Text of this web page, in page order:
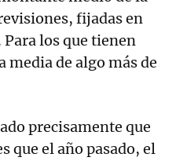
fijadas en
Para los que tienen
media de algo más de
precisamente que
que el año pasado, el